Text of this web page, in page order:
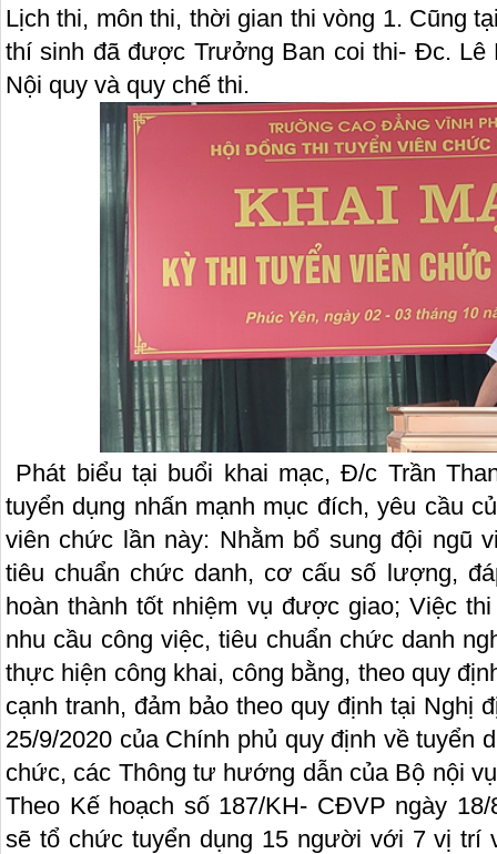
Lịch thi, môn thi, thời gian thi vòng 1. Cũng
thí sinh đã được Trưởng Ban coi thi- Đc. Lê
Nội quy và quy chế thi.
Phát biểu tại buổi khai mạc, Đ/c Trần
tuyển dụng nhấn mạnh mục đích, yêu cầu
viên chức lần này: Nhằm bổ sung đội ngũ
tiêu chuẩn chức danh, cơ cấu số lượng,
hoàn thành tốt nhiệm vụ được giao; Việc
nhu cầu công việc, tiêu chuẩn chức danh
thực hiện công khai, công bằng, theo quy
cạnh tranh, đảm bảo theo quy định tại Nghị
25/9/2020 của Chính phủ quy định về tuyển
chức, các Thông tư hướng dẫn của Bộ nội
Theo Kế hoạch số 187/KH- CĐVP ngày
sẽ tổ chức tuyển dụng 15 người với 7 vị trí